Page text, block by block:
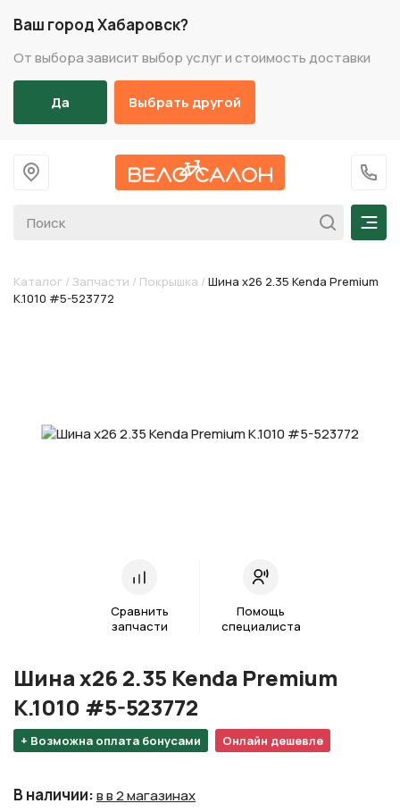
Ваш город Хабаровск?
От выбора зависит выбор услуг и стоимость доставки
Да Выбрать другой
На главную
+7
Каталог / Запчасти / Покрышка / Шина х26 2.35 Kenda Premium
K.1010 #5-523772
Сравнить
запчасти
Помощь
специалиста
+ Возможна оплата бонусами Онлайн дешевле
Шина х26 2.35 Kenda Premium
K.1010 #5-523772
В наличии:в в 2 магазинах